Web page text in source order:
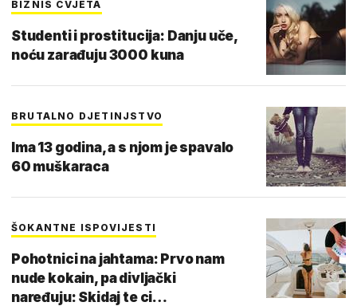
BIZNIS CVJETA
Studenti i prostitucija: Danju uče,
noću zarađuju 3000 kuna
BRUTALNO DJETINJSTVO
Ima 13 godina, a s njom je spavalo
60 muškaraca
ŠOKANTNE ISPOVIJESTI
Pohotnici na jahtama: Prvo nam
nude kokain, pa divljački
naređuju: Skidaj te ci…